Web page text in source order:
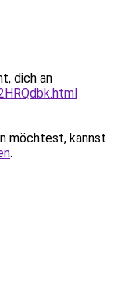
dich an
möchtest, kannst
.